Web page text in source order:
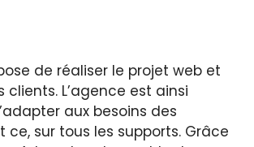
de réaliser le projet web et
clients. L’agence est ainsi
aux besoins des
ce, sur tous les supports. Grâce